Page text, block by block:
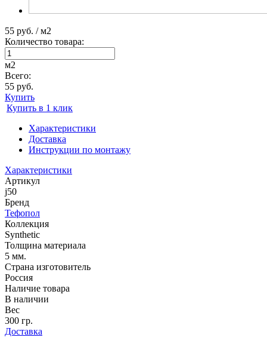
55 руб. / м2
Количество товара:
м2
Всего:
55 руб.
Купить
Купить в 1 клик
Характеристики
Доставка
Инструкции по монтажу
Характеристики
Артикул
j50
Бренд
Тефопол
Коллекция
Synthetic
Толщина материала
5 мм.
Страна изготовитель
Россия
Наличие товара
В наличии
Вес
300 гр.
Доставка